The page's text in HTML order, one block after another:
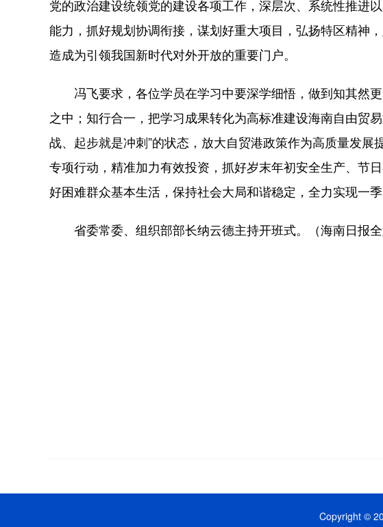
党的政治建设统领党的建设各项工作，深层次、系统性推进
能力，抓好规划协调衔接，谋划好重大项目，弘扬特区精神
造成为引领我国新时代对外开放的重要门户。
冯飞要求，各位学员在学习中要深学细悟，做到知其然
之中；知行合一，把学习成果转化为高标准建设海南自由贸
战、起步就是冲刺”的状态，放大自贸港政策作为高质量发
专项行动，精准加力有效投资，抓好岁末年初安全生产、节
好困难群众基本生活，保持社会大局和谐稳定，全力实现一季
省委常委、组织部部长纳云德主持开班式。（海南日报全
Copyright ©